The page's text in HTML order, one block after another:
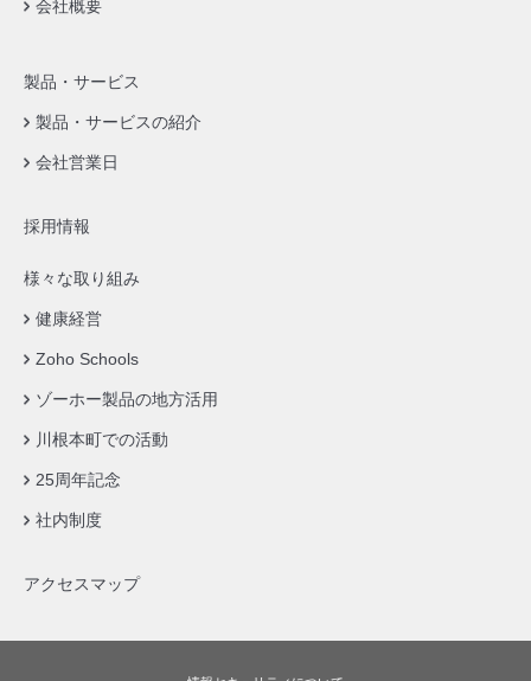
会社概要
製品・サービス
製品・サービスの紹介
会社営業日
採用情報
様々な取り組み
健康経営
Zoho Schools
ゾーホー製品の地方活用
川根本町での活動
25周年記念
社内制度
アクセスマップ